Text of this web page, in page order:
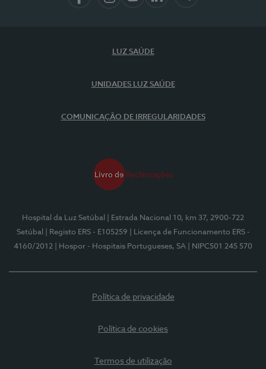
LUZ SAÚDE
UNIDADES LUZ SAÚDE
COMUNICAÇÃO DE IRREGULARIDADES
Hospital da Luz Setúbal
| Estrada Nacional 10, km 37, 2900-722
Setúbal
| Registo ERS - E105259
| Licença de Funcionamento ERS -
4160/2012
| Hospor - Hospitais Portugueses, SA | NIPC501 245 570
Política de privacidade
Política de cookies
Termos de utilização